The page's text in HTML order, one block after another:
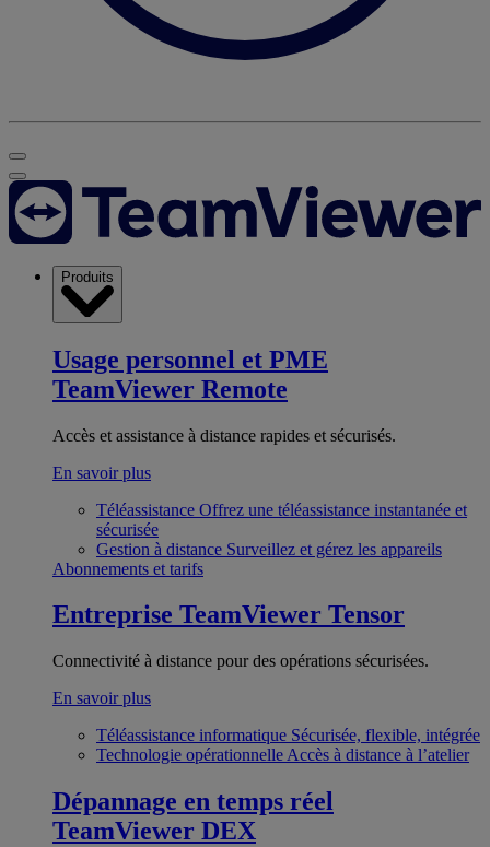
Produits
Usage personnel et PME
TeamViewer Remote
Accès et assistance à distance rapides et sécurisés.
En savoir plus
Téléassistance Offrez une téléassistance instantanée et
sécurisée
Gestion à distance Surveillez et gérez les appareils
Abonnements et tarifs
Entreprise TeamViewer Tensor
Connectivité à distance pour des opérations sécurisées.
En savoir plus
Téléassistance informatique Sécurisée, flexible, intégrée
Technologie opérationnelle Accès à distance à l’atelier
Dépannage en temps réel
TeamViewer DEX